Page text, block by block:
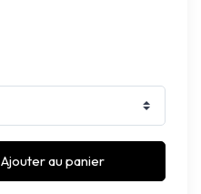
Ajouter au panier